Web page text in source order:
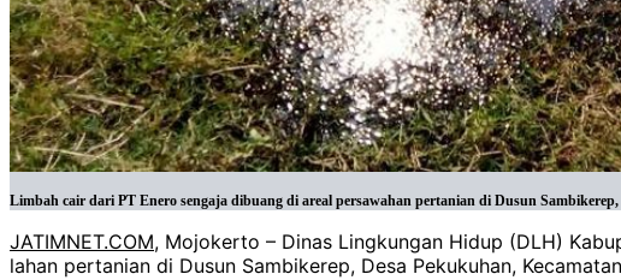
Limbah cair dari PT Enero sengaja dibuang di areal persawahan pertanian di Dusun
JATIMNET.COM, Mojokerto – Dinas Lingkungan Hidup (DLH)
lahan pertanian di Dusun Sambikerep, Desa Pekukuhan,